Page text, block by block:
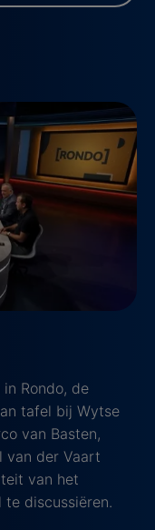
Rondo, de
tafel bij Wytse
van Basten,
van der Vaart
van het
discussiëren.